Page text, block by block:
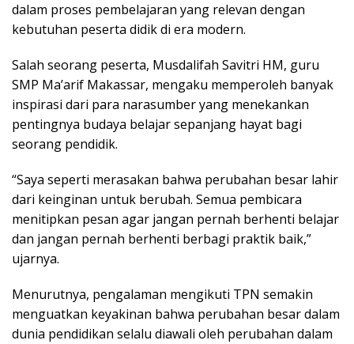
dalam proses pembelajaran yang relevan dengan
kebutuhan peserta didik di era modern.
Salah seorang peserta, Musdalifah Savitri HM, guru
SMP Ma’arif Makassar, mengaku memperoleh banyak
inspirasi dari para narasumber yang menekankan
pentingnya budaya belajar sepanjang hayat bagi
seorang pendidik.
“Saya seperti merasakan bahwa perubahan besar lahir
dari keinginan untuk berubah. Semua pembicara
menitipkan pesan agar jangan pernah berhenti belajar
dan jangan pernah berhenti berbagi praktik baik,”
ujarnya.
Menurutnya, pengalaman mengikuti TPN semakin
menguatkan keyakinan bahwa perubahan besar dalam
dunia pendidikan selalu diawali oleh perubahan dalam